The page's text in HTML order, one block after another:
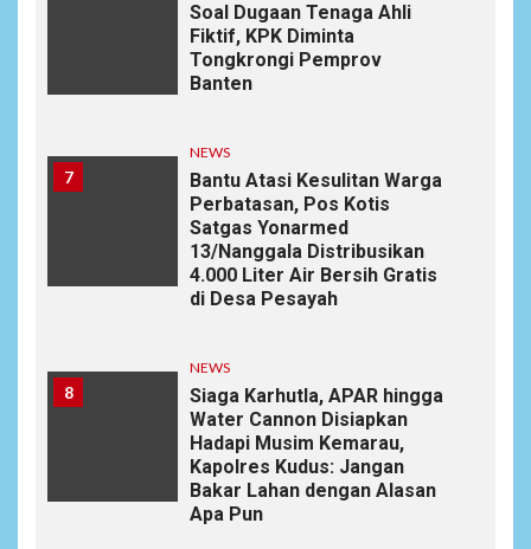
Soal Dugaan Tenaga Ahli
Fiktif, KPK Diminta
Tongkrongi Pemprov
Banten
7
NEWS
Bantu Atasi Kesulitan Warga
Perbatasan, Pos Kotis
Satgas Yonarmed
13/Nanggala Distribusikan
4.000 Liter Air Bersih Gratis
di Desa Pesayah
8
NEWS
Siaga Karhutla, APAR hingga
Water Cannon Disiapkan
Hadapi Musim Kemarau,
Kapolres Kudus: Jangan
Bakar Lahan dengan Alasan
Apa Pun